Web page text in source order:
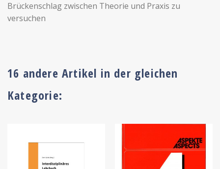
Brückenschlag zwischen Theorie und Praxis zu
versuchen
16 andere Artikel in der gleichen
Kategorie: